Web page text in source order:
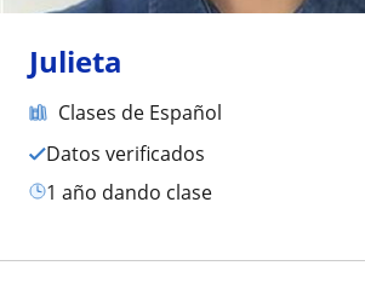
Julieta
Clases de Español
Datos verificados
1 año dando clase